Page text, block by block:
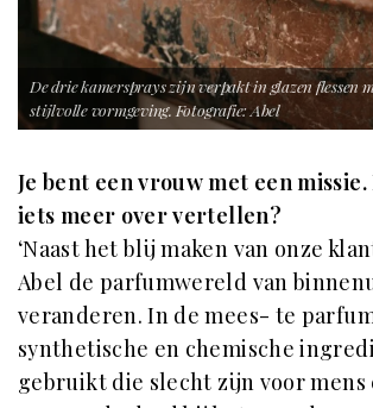
De drie kamersprays zijn verpakt in glazen flessen
stijlvolle vormgeving. Fotografie: Abel
Je bent een vrouw met een
iets meer over vertellen?
‘Naast het blij maken van onze
Abel de parfumwereld van
veranderen. In de mees- te
synthetische en chemische
gebruikt die slecht zijn voor mens